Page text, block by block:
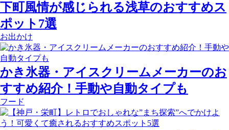
下町風情が感じられる浅草のおすすめス
ポット7選
お出かけ
かき氷器・アイスクリームメーカーのお
すすめ紹介！手動や自動タイプも
フード